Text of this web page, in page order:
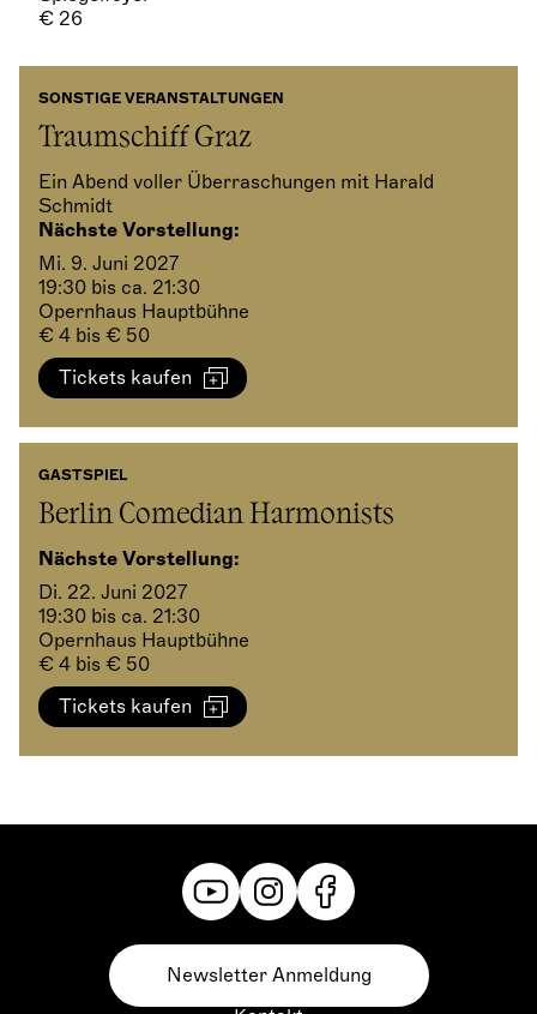
€ 26
SONSTIGE VERANSTALTUNGEN
Traumschiff Graz
Ein Abend voller Überraschungen mit Harald
Schmidt
Nächste Vorstellung:
Mi. 9. Juni 2027
19:30 bis ca. 21:30
Opernhaus Hauptbühne
€ 4 bis € 50
Tickets kaufen
GASTSPIEL
Berlin Comedian Harmonists
Nächste Vorstellung:
Di. 22. Juni 2027
19:30 bis ca. 21:30
Opernhaus Hauptbühne
€ 4 bis € 50
Tickets kaufen
Newsletter Anmeldung